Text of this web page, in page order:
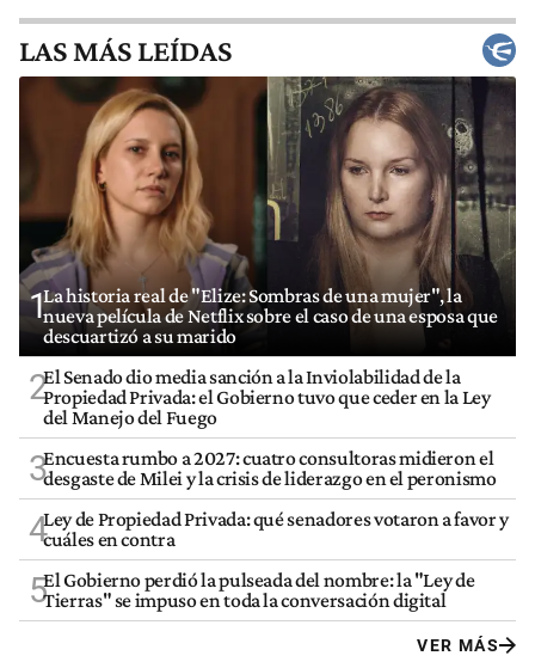
LAS MÁS LEÍDAS
1La historia real de "Elize: Sombras de una mujer", la
nueva película de Netflix sobre el caso de una esposa que
descuartizó a su marido
2El Senado dio media sanción a la Inviolabilidad de la
Propiedad Privada: el Gobierno tuvo que ceder en la Ley
del Manejo del Fuego
3Encuesta rumbo a 2027: cuatro consultoras midieron el
desgaste de Milei y la crisis de liderazgo en el peronismo
4Ley de Propiedad Privada: qué senadores votaron a favor y
cuáles en contra
5El Gobierno perdió la pulseada del nombre: la "Ley de
Tierras" se impuso en toda la conversación digital
VER MÁS